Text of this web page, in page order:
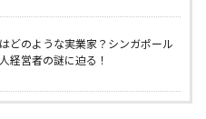
どのような実業家？シンガポール
経営者の謎に迫る！